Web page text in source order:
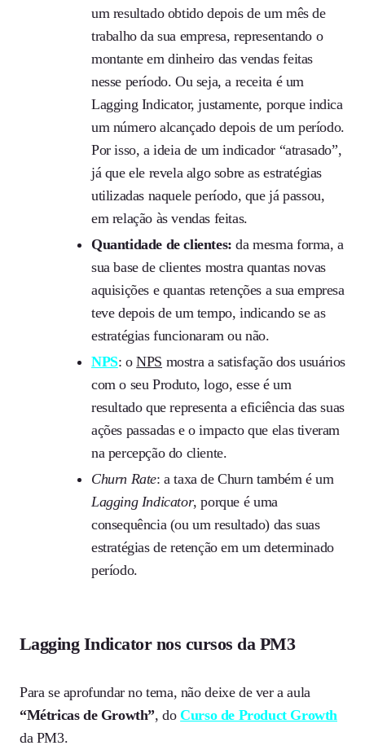
um resultado obtido depois de um mês de
trabalho da sua empresa, representando o
montante em dinheiro das vendas feitas
nesse período. Ou seja, a receita é um
Lagging Indicator, justamente, porque indica
um número alcançado depois de um período.
Por isso, a ideia de um indicador “atrasado”,
já que ele revela algo sobre as estratégias
utilizadas naquele período, que já passou,
em relação às vendas feitas.
Quantidade de clientes: da mesma forma, a
sua base de clientes mostra quantas novas
aquisições e quantas retenções a sua empresa
teve depois de um tempo, indicando se as
estratégias funcionaram ou não.
NPS: oNPS mostra a satisfação dos usuários
com o seu Produto, logo, esse é um
resultado que representa a eficiência das suas
ações passadas e o impacto que elas tiveram
na percepção do cliente.
Churn Rate: a taxa de Churn também é um
Lagging Indicator, porque é uma
consequência (ou um resultado) das suas
estratégias de retenção em um determinado
período.
Lagging Indicator nos cursos da PM3
Para se aprofundar no tema, não deixe de ver a aula
“Métricas de Growth”, doCurso de Product Growth
da PM3.